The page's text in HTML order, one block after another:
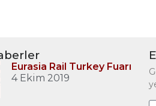
Eurasia Rail Turkey Fuarı
4 Ekim 2019